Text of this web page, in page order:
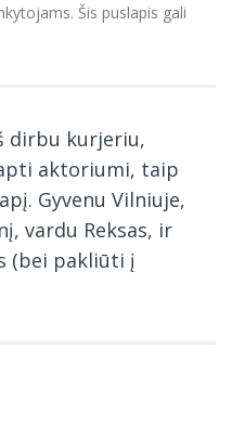
Šis puslapis gali
dirbu kurjeriu,
aktoriumi, taip
Gyvenu Vilniuje,
vardu Reksas, ir
(bei pakliūti į